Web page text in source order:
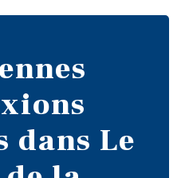
dans Le